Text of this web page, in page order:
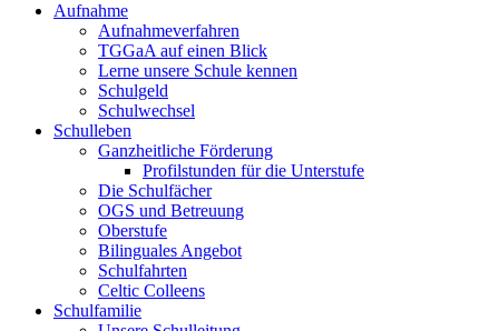
Aufnahme
Aufnahmeverfahren
TGGaA auf einen Blick
Lerne unsere Schule kennen
Schulgeld
Schulwechsel
Schulleben
Ganzheitliche Förderung
Profilstunden für die Unterstufe
Die Schulfächer
OGS und Betreuung
Oberstufe
Bilinguales Angebot
Schulfahrten
Celtic Colleens
Schulfamilie